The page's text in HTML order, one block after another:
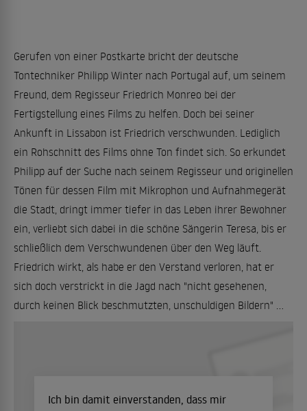
Gerufen von einer Postkarte bricht der deutsche
Tontechniker Philipp Winter nach Portugal auf, um seinem
Freund, dem Regisseur Friedrich Monreo bei der
Fertigstellung eines Films zu helfen. Doch bei seiner
Ankunft in Lissabon ist Friedrich verschwunden. Lediglich
ein Rohschnitt des Films ohne Ton findet sich. So erkundet
Philipp auf der Suche nach seinem Regisseur und originellen
Tönen für dessen Film mit Mikrophon und Aufnahmegerät
die Stadt, dringt immer tiefer in das Leben ihrer Bewohner
ein, verliebt sich dabei in die schöne Sängerin Teresa, bis er
schließlich dem Verschwundenen über den Weg läuft.
Friedrich wirkt, als habe er den Verstand verloren, hat er
sich doch verstrickt in die Jagd nach "nicht gesehenen,
durch keinen Blick beschmutzten, unschuldigen Bildern" ...
Ich bin damit einverstanden, dass mir